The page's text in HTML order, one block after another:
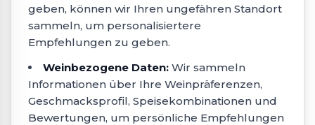
geben, können wir Ihren ungefähren Standort
sammeln, um personalisiertere
Empfehlungen zu geben.
Weinbezogene Daten: Wir sammeln
Informationen über Ihre Weinpräferenzen,
Geschmacksprofil, Speisekombinationen und
Bewertungen, um persönliche Empfehlungen